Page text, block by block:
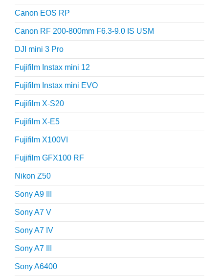
Canon EOS RP
Canon RF 200-800mm F6.3-9.0 IS USM
DJI mini 3 Pro
Fujifilm Instax mini 12
Fujifilm Instax mini EVO
Fujifilm X-S20
Fujifilm X-E5
Fujifilm X100VI
Fujifilm GFX100 RF
Nikon Z50
Sony A9 III
Sony A7 V
Sony A7 IV
Sony A7 III
Sony A6400